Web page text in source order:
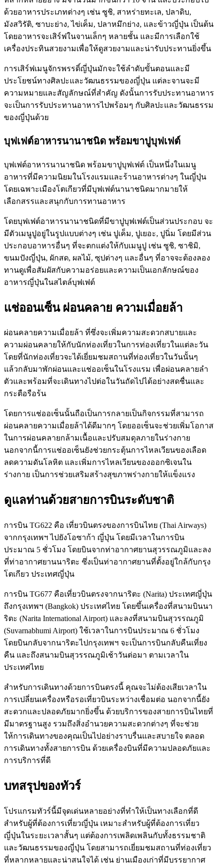
ด้วยอาหารประเภทต่างๆ เช่น ซูชิ, สาหร่ายทะเล, ปลาดิบ,
มังสวิรัติ, ซาบะย่าง, ไข่เค็ม, ปลาหมึกย่าง, และข้าวญี่ปุ่น เป็นต้น
โดยอาหารจะเสิร์ฟในจานเล็กๆ หลายชั้น และมีการเลือกใช้
เครื่องประทินสวยงามเพื่อให้ดูสวยงามและน่ารับประทานยิ่งขึ้น
การเสิร์ฟเมนูจักรพรรดิ์ญี่ปุ่นมักจะใช้ลำดับขั้นตอนและมี
ประโยชน์ทางศิลปะและวัฒนธรรมของญี่ปุ่น แต่ละจานจะมี
ความหมายและสัญลักษณ์ที่สำคัญ ดังนั้นการรับประทานอาหาร
จะเป็นการรับประทานอาหารไปพร้อมๆ กับศิลปะและวัฒนธรรม
ของญี่ปุ่นด้วย
บุฟเฟต์อาหารนานาชนิด พร้อมขาปูบุฟเฟต์
บุฟเฟต์อาหารนานาชนิด พร้อมขาปูบุฟเฟต์ เป็นหนึ่งในเมนู
อาหารที่มีความนิยมในโรงแรมและร้านอาหารต่างๆ ในญี่ปุ่น
โดยเฉพาะเมืองโตเกียวที่มีบุฟเฟต์นานาชนิดมากมายให้
เลือกสรรและสนุกกับการทานอาหาร
โดยบุฟเฟต์อาหารนานาชนิดที่มีขาปูบุฟเฟต์เป็นส่วนประกอบ จะ
มีตัวเมนูปูอยู่ในรูปแบบต่างๆ เช่น ปูเค็ม, ปูเยอะ, ปูนิ่ม โดยมีส่วน
ประกอบอาหารอื่นๆ ที่จะตกแต่งให้กับเมนูปู เช่น ซูชิ, ซาชิมิ,
ขนมปังญี่ปุ่น, ผักสด, ผลไม้, ซุปต่างๆ และอื่นๆ ที่อาจจะต้องลอง
ทานดูเพื่อสัมผัสกับความอร่อยและความเป็นเอกลักษณ์ของ
อาหารญี่ปุ่นในสไตล์บุฟเฟต์
แช่ออนเซ็น ผ่อนคลาย ความเมื่อยล้า
ผ่อนคลายความเมื่อยล้า ที่ซึ่งจะเพิ่มความสะดวกสบายและ
ความผ่อนคลายให้กับนักท่องเที่ยวในการท่องเที่ยวในแต่ละวัน
โดยที่นักท่องเที่ยวจะได้เยี่ยมชมสถานที่ท่องเที่ยวในวันนั้นๆ
แล้วกลับมาพักผ่อนและแช่ออเซ็นในโรงแรม เพื่อผ่อนคลายลำ
ตัวและพร้อมที่จะเดินทางไปต่อในวันถัดไปได้อย่างสดชื่นและ
กระตือรือร้น
โดยการแช่ออเซ็นนั้นถือเป็นการกลายเป็นกิจกรรมที่สามารถ
ผ่อนคลายความเมื่อยล้าได้ดีมากๆ โดยออเซ็นจะช่วยเพิ่มโอกาส
ในการผ่อนคลายกล้ามเนื้อและปรับสมดุลภายในร่างกาย
นอกจากนี้การแช่ออเซ็นยังช่วยกระตุ้นการไหลเวียนของเลือด
ลดความดันโลหิต และเพิ่มการไหลเวียนของออกซิเจนใน
ร่างกาย เป็นการช่วยเสริมสร้างสุขภาพร่างกายให้แข็งแรง
ดูแลท่านด้วยสายการบินระดับชาติ
การบิน TG622 คือ เที่ยวบินตรงของการบินไทย (Thai Airways)
จากกรุงเทพฯ ไปยังโอซาก้า ญี่ปุ่น โดยมีเวลาในการบิน
ประมาณ 5 ชั่วโมง โดยบินจากท่าอากาศยานสุวรรณภูมิและลง
ที่ท่าอากาศยานนาริตะ ซึ่งเป็นท่าอากาศยานที่ตั้งอยู่ใกล้กับกรุง
โตเกียว ประเทศญี่ปุ่น
การบิน TG677 คือเที่ยวบินตรงจากนาริตะ (Narita) ประเทศญี่ปุ่น
ถึงกรุงเทพฯ (Bangkok) ประเทศไทย โดยขึ้นเครื่องที่สนามบินนา
ริตะ (Narita International Airport) และลงที่สนามบินสุวรรณภูมิ
(Suvarnabhumi Airport) ใช้เวลาในการบินประมาณ 6 ชั่วโมง
โดยบินกลับจากนาริตะไปกรุงเทพฯ จะเป็นการบินกลับคืนเที่ยง
คืน และถึงสนามบินสุวรรณภูมิเช้าวันต่อมา ตามเวลาใน
ประเทศไทย
สำหรับการเดินทางด้วยการบินตรงนี้ คุณจะไม่ต้องเสียเวลาใน
การเปลี่ยนเครื่องหรือรอเที่ยวบินระหว่างเชื่อมต่อ นอกจากนี้ยัง
สะดวกและปลอดภัยมากยิ่งขึ้น ด้วยบริการของสายการบินไทยที่
มีมาตรฐานสูง รวมถึงสิ่งอำนวยความสะดวกต่างๆ ที่จะช่วย
ให้การเดินทางของคุณเป็นไปอย่างราบรื่นและสบายใจ ตลอด
การเดินทางทั้งสายการบิน ด้วยเครื่องบินที่มีความปลอดภัยและ
การบริการที่ดี
บทสรุปของทัวร์
โปรแกรมทัวร์นี้มีจุดเด่นหลายอย่างที่ทำให้เป็นทางเลือกที่ดี
สำหรับผู้ที่ต้องการเที่ยวญี่ปุ่น เหมาะสำหรับผู้ที่ต้องการเที่ยว
ญี่ปุ่นในระยะเวลาสั้นๆ แต่ต้องการเพลิดเพลินกับทั้งธรรมชาติ
และวัฒนธรรมของญี่ปุ่น โดยสามารถเยี่ยมชมสถานที่ท่องเที่ยว
ที่หลากหลายและน่าสนใจได้ เช่น ย่านเมืองเก่าที่มีบรรยากาศ